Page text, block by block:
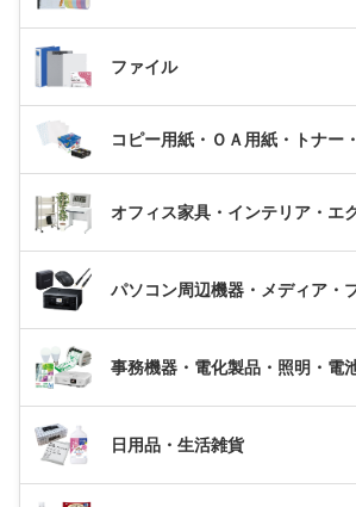
ファイル
コピー用紙・ＯＡ用紙・トナー
オフィス家具・インテリア・エ
パソコン周辺機器・メディア・
事務機器・電化製品・照明・電
日用品・生活雑貨